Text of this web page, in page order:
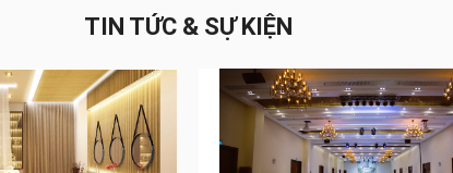
TIN TỨC & SỰ KIỆN